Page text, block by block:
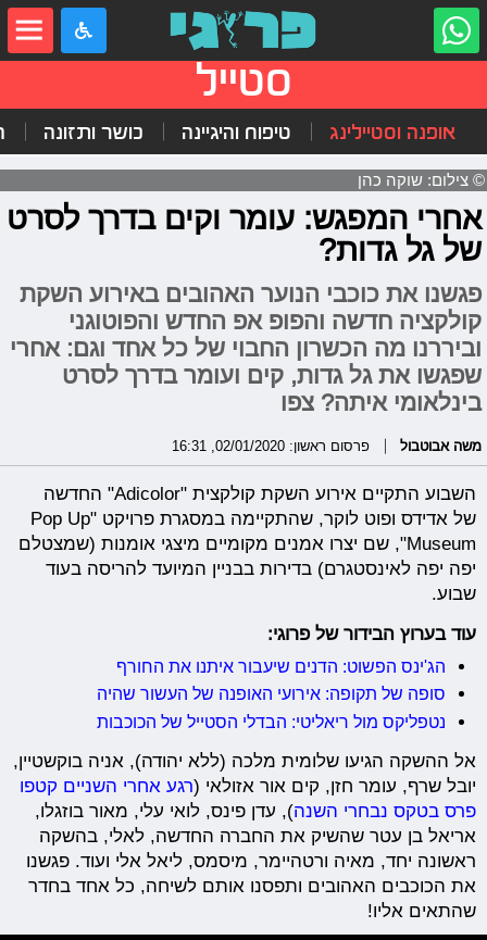
סטייל
אופנה וסטיילינג טיפוח והיגיינה כושר ותזונה
© צילום: שוקה כהן
אחרי המפגש: עומר וקים בדרך לסרט
של גל גדות?
פגשנו את כוכבי הנוער האהובים באירוע השקת
קולקציה חדשה והפופ אפ החדש והפוטוגני
וביררנו מה הכשרון החבוי של כל אחד וגם: אחרי
שפגשו את גל גדות, קים ועומר בדרך לסרט
בינלאומי איתה? צפו
משה אבוטבול פרסום ראשון: 02/01/2020, 16:31
השבוע התקיים אירוע השקת קולקצית "Adicolor" החדשה
של אדידס ופוט לוקר, שהתקיימה במסגרת פרויקט "Pop Up
Museum", שם יצרו אמנים מקומיים מיצגי אומנות (שמצטלם
יפה יפה לאינסטגרם) בדירות בבניין המיועד להריסה בעוד
שבוע.
עוד בערוץ הבידור של פרוגי:
הג'ינס הפשוט: הדנים שיעבור איתנו את החורף
סופה של תקופה: אירועי האופנה של העשור שהיה
נטפליקס מול ריאליטי: הבדלי הסטייל של הכוכבות
אל ההשקה הגיעו שלומית מלכה (ללא יהודה), אניה בוקשטיין,
יובל שרף, עומר חזן, קים אור אזולאי (רגע אחרי השניים קטפו
פרס בטקס נבחרי השנה), עדן פינס, לואי עלי, מאור בוזגלו,
אריאל בן עטר שהשיק את החברה החדשה, לאלי, בהשקה
ראשונה יחד, מאיה ורטהיימר, מיסמס, ליאל אלי ועוד. פגשנו
את הכוכבים האהובים ותפסנו אותם לשיחה, כל אחד בחדר
שהתאים אליו!